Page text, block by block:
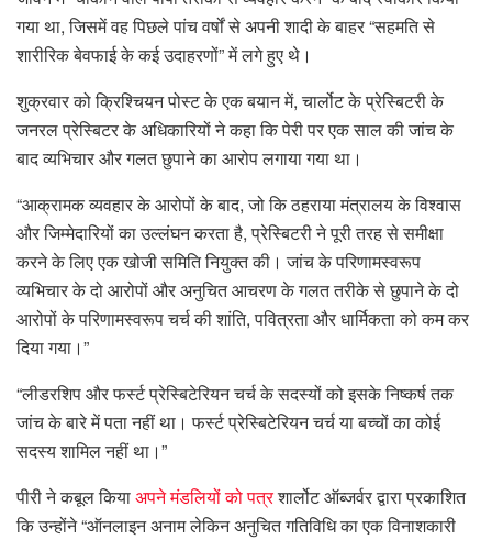
गया था, जिसमें वह पिछले पांच वर्षों से अपनी शादी के बाहर “सहमति से
शारीरिक बेवफाई के कई उदाहरणों” में लगे हुए थे।
शुक्रवार को क्रिश्चियन पोस्ट के एक बयान में, चार्लोट के प्रेस्बिटरी के
जनरल प्रेस्बिटर के अधिकारियों ने कहा कि पेरी पर एक साल की जांच के
बाद व्यभिचार और गलत छुपाने का आरोप लगाया गया था।
“आक्रामक व्यवहार के आरोपों के बाद, जो कि ठहराया मंत्रालय के विश्वास
और जिम्मेदारियों का उल्लंघन करता है, प्रेस्बिटरी ने पूरी तरह से समीक्षा
करने के लिए एक खोजी समिति नियुक्त की। जांच के परिणामस्वरूप
व्यभिचार के दो आरोपों और अनुचित आचरण के गलत तरीके से छुपाने के दो
आरोपों के परिणामस्वरूप चर्च की शांति, पवित्रता और धार्मिकता को कम कर
दिया गया।”
“लीडरशिप और फर्स्ट प्रेस्बिटेरियन चर्च के सदस्यों को इसके निष्कर्ष तक
जांच के बारे में पता नहीं था। फर्स्ट प्रेस्बिटेरियन चर्च या बच्चों का कोई
सदस्य शामिल नहीं था।”
पीरी ने कबूल कियाअपने मंडलियों को पत्रशार्लोट ऑब्जर्वर द्वारा प्रकाशित
कि उन्होंने “ऑनलाइन अनाम लेकिन अनुचित गतिविधि का एक विनाशकारी